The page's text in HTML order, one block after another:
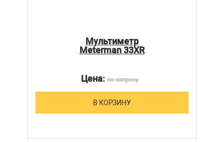
Мультиметр
Meterman 33XR
Цена:по запросу
В КОРЗИНУ